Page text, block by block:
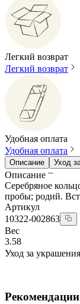
Легкий возврат
Легкий возврат
Удобная оплата
Удобная оплата
Описание Уход
Описание
Серебряное
пробы; родий.
Артикул
10322-002863
Вес
3.58
Уход за